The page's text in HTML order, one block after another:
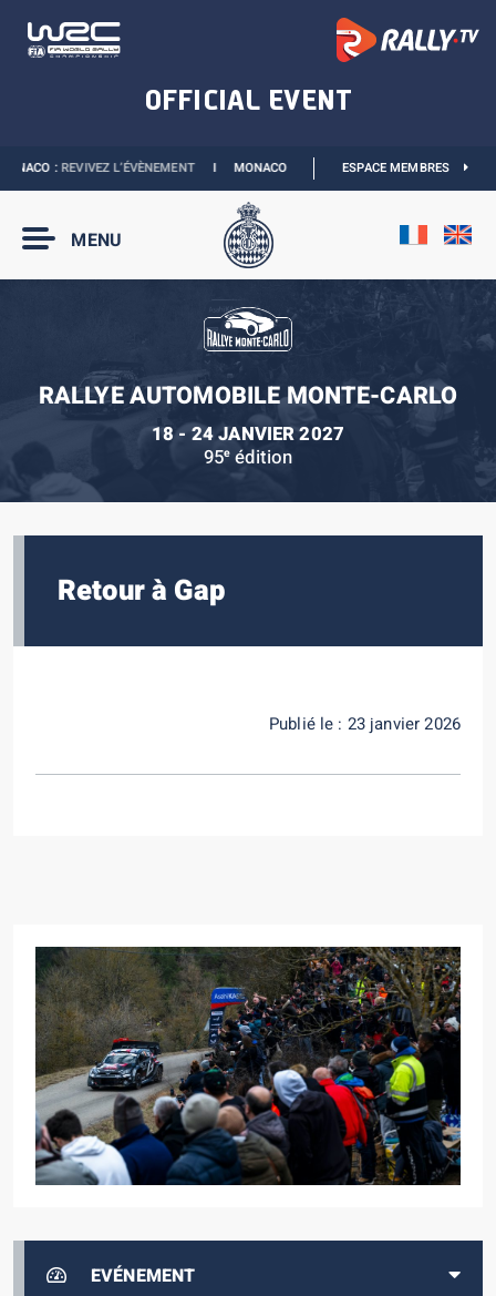
:REVIVEZ L’ÉVÈNEMENTI MONACO E-PRIX 2027 :LES DATES SONT
ESPACE MEMBRES
MENU
RALLYE AUTOMOBILE MONTE-CARLO
18 - 24 JANVIER 2027
95e édition
EVÉNEMENT
Retour à Gap
Publié le : 23 janvier 2026